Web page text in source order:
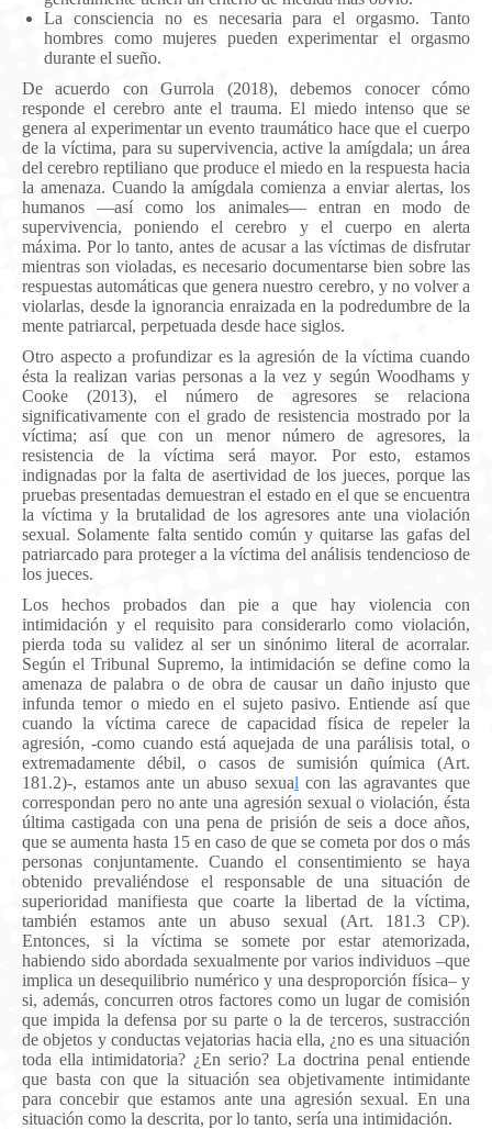
La consciencia no es necesaria para el orgasmo. Tanto
hombres como mujeres pueden experimentar el orgasmo
durante el sueño.
De acuerdo con Gurrola (2018), debemos conocer cómo
responde el cerebro ante el trauma. El miedo intenso que se
genera al experimentar un evento traumático hace que el cuerpo
de la víctima, para su supervivencia, active la amígdala; un área
del cerebro reptiliano que produce el miedo en la respuesta hacia
la amenaza. Cuando la amígdala comienza a enviar alertas, los
humanos —así como los animales— entran en modo de
supervivencia, poniendo el cerebro y el cuerpo en alerta
máxima. Por lo tanto, antes de acusar a las víctimas de disfrutar
mientras son violadas, es necesario documentarse bien sobre las
respuestas automáticas que genera nuestro cerebro, y no volver a
violarlas, desde la ignorancia enraizada en la podredumbre de la
mente patriarcal, perpetuada desde hace siglos.
Otro aspecto a profundizar es la agresión de la víctima cuando
ésta la realizan varias personas a la vez y según Woodhams y
Cooke (2013), el número de agresores se relaciona
significativamente con el grado de resistencia mostrado por la
víctima; así que con un menor número de agresores, la
resistencia de la víctima será mayor. Por esto, estamos
indignadas por la falta de asertividad de los jueces, porque las
pruebas presentadas demuestran el estado en el que se encuentra
la víctima y la brutalidad de los agresores ante una violación
sexual. Solamente falta sentido común y quitarse las gafas del
patriarcado para proteger a la víctima del análisis tendencioso de
los jueces.
Los hechos probados dan pie a que hay violencia con
intimidación y el requisito para considerarlo como violación,
pierda toda su validez al ser un sinónimo literal de acorralar.
Segúnel Tribunal Supremo, la intimidación se define como la
amenaza de palabra o de obra de causar un daño injusto que
infunda temor o miedo en el sujeto pasivo. Entiende así que
cuando la víctima carece de capacidad física de repeler la
agresión, -como cuando está aquejada de una parálisis total, o
extremadamente débil, o casos de sumisión química (Art.
181.2)-, estamos ante un abuso sexual con las agravantes que
correspondan pero no ante una agresión sexual o violación, ésta
última castigada con una pena de prisión de seis a doce años,
que se aumenta hasta 15 en caso de que se cometa por dos o más
personas conjuntamente.Cuando el consentimiento se haya
obtenido prevaliéndose el responsable de una situación de
superioridad manifiesta que coarte la libertad de la víctima,
también estamos ante un abuso sexual (Art. 181.3 CP).
Entonces, si la víctima se somete por estar atemorizada,
habiendo sido abordada sexualmente por varios individuos –que
implica un desequilibrio numérico y una desproporción física– y
si, además, concurren otros factores como un lugar de comisión
que impida la defensa por su parte o la de terceros, sustracción
de objetos y conductas vejatorias hacia ella, ¿no es una situación
toda ella intimidatoria? ¿En serio? La doctrina penal entiende
que basta con que la situación sea objetivamente intimidante
para concebir que estamos ante una agresión sexual. En una
situación como la descrita, por lo tanto, sería una intimidación.